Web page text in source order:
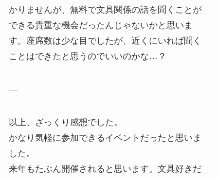
かりませんが、無料で文具関係の話を聞くことが
できる貴重な機会だったんじゃないかと思いま
す。座席数は少な目でしたが、近くにいれば聞く
ことはできたと思うのでいいのかな…？
—
以上、ざっくり感想でした。
かなり気軽に参加できるイベントだったと思いま
した。
来年もたぶん開催されると思います。文具好きだ